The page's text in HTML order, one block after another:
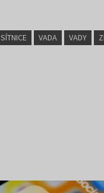
SÍTNICE VADA VADY